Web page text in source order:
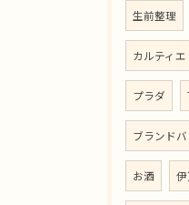
生前整理
カルティエ
プラダ
ブランド
お酒